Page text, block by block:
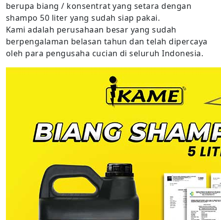
berupa biang / konsentrat yang setara dengan
shampo 50 liter yang sudah siap pakai.
Kami adalah perusahaan besar yang sudah
berpengalaman belasan tahun dan telah dipercaya
oleh para pengusaha cucian di seluruh Indonesia.